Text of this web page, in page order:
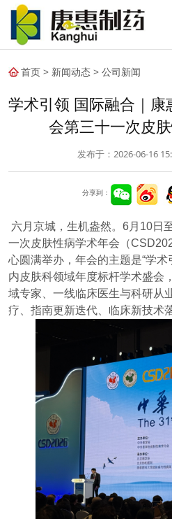
首页 > 新闻动态 > 公司新闻
学术引领 国际融合｜
会第三十一次皮
发布于：2026-06-16
分享到：
六月京城，生机盎然。6月10日
一次皮肤性病学术年会（
心圆满举办，年会的主题是“学术
内皮肤科领域年度标杆学术盛会
域专家、一线临床医生与科研从
疗、指南更新迭代、临床新技术